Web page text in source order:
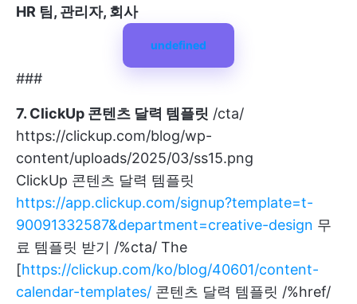
HR 팀, 관리자, 회사
undefined
###
7. ClickUp 콘텐츠 달력 템플릿 /cta/
https://clickup.com/blog/wp-
content/uploads/2025/03/ss15.png
ClickUp 콘텐츠 달력 템플릿
https://app.clickup.com/signup?template=t-
90091332587&department=creative-design 무
료 템플릿 받기 /%cta/ The
[https://clickup.com/ko/blog/40601/content-
calendar-templates/ 콘텐츠 달력 템플릿 /%href/